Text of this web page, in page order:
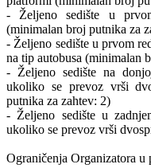
- Željeno sedište u
(minimalan broj putnika za
- Željeno sedište u prvom
na tip autobusa (minimalan
- Željeno sedište na
ukoliko se prevoz vrši
putnika za zahtev: 2)
- Željeno sedište u
ukoliko se prevoz vrši
Ograničenja Organizatora u